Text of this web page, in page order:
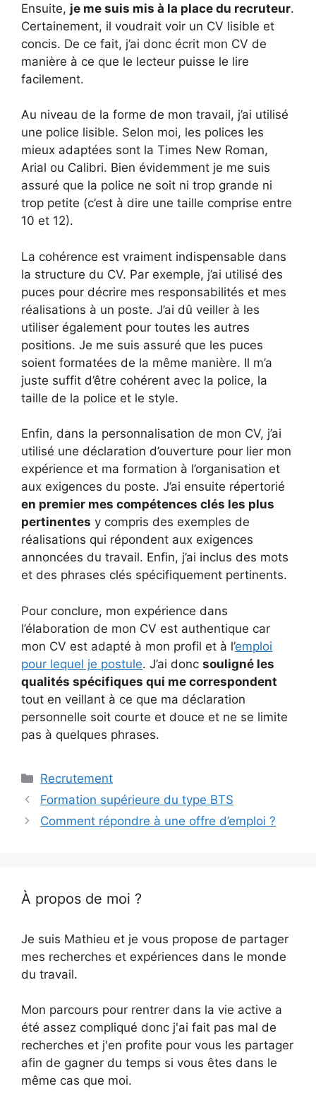
Ensuite, je me suis mis à la place du recruteur.
Certainement, il voudrait voir un CV lisible et
concis. De ce fait, j’ai donc écrit mon CV de
manière à ce que le lecteur puisse le lire
facilement.
Au niveau de la forme de mon travail, j’ai utilisé
une police lisible. Selon moi, les polices les
mieux adaptées sont la Times New Roman,
Arial ou Calibri. Bien évidemment je me suis
assuré que la police ne soit ni trop grande ni
trop petite (c’est à dire une taille comprise entre
10 et 12).
La cohérence est vraiment indispensable dans
la structure du CV. Par exemple, j’ai utilisé des
puces pour décrire mes responsabilités et mes
réalisations à un poste. J’ai dû veiller à les
utiliser également pour toutes les autres
positions. Je me suis assuré que les puces
soient formatées de la même manière. Il m’a
juste suffit d’être cohérent avec la police, la
taille de la police et le style.
Enfin, dans la personnalisation de mon CV, j’ai
utilisé une déclaration d’ouverture pour lier mon
expérience et ma formation à l’organisation et
aux exigences du poste. J’ai ensuite répertorié
en premier mes compétences clés les plus
pertinentes y compris des exemples de
réalisations qui répondent aux exigences
annoncées du travail. Enfin, j’ai inclus des mots
et des phrases clés spécifiquement pertinents.
Pour conclure, mon expérience dans
l’élaboration de mon CV est authentique car
mon CV est adapté à mon profil et à l’emploi
pour lequel je postule. J’ai donc souligné les
qualités spécifiques qui me correspondent
tout en veillant à ce que ma déclaration
personnelle soit courte et douce et ne se limite
pas à quelques phrases.
Catégories
Recrutement
Navigation
des
Formation supérieure du type BTS
Comment répondre à une offre d’emploi ?
À propos de moi ?
Je suis Mathieu et je vous propose de partager
mes recherches et expériences dans le monde
du travail.
Mon parcours pour rentrer dans la vie active a
été assez compliqué donc j'ai fait pas mal de
recherches et j'en profite pour vous les partager
afin de gagner du temps si vous êtes dans le
même cas que moi.